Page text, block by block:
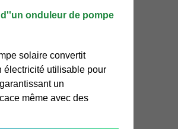
onduleur de pompe
solaire convertit
électricité utilisable pour
un
même avec des